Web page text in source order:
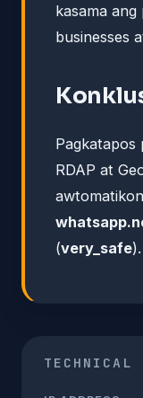
kasama
businesses
Pagkatapos
RDAP at
(very_safe).
TECHNICAL